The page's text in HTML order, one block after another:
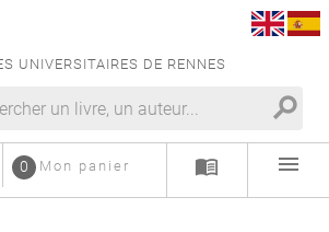
UNIVERSITAIRES DE RENNES
search
Mon panier
0 menu_book menu